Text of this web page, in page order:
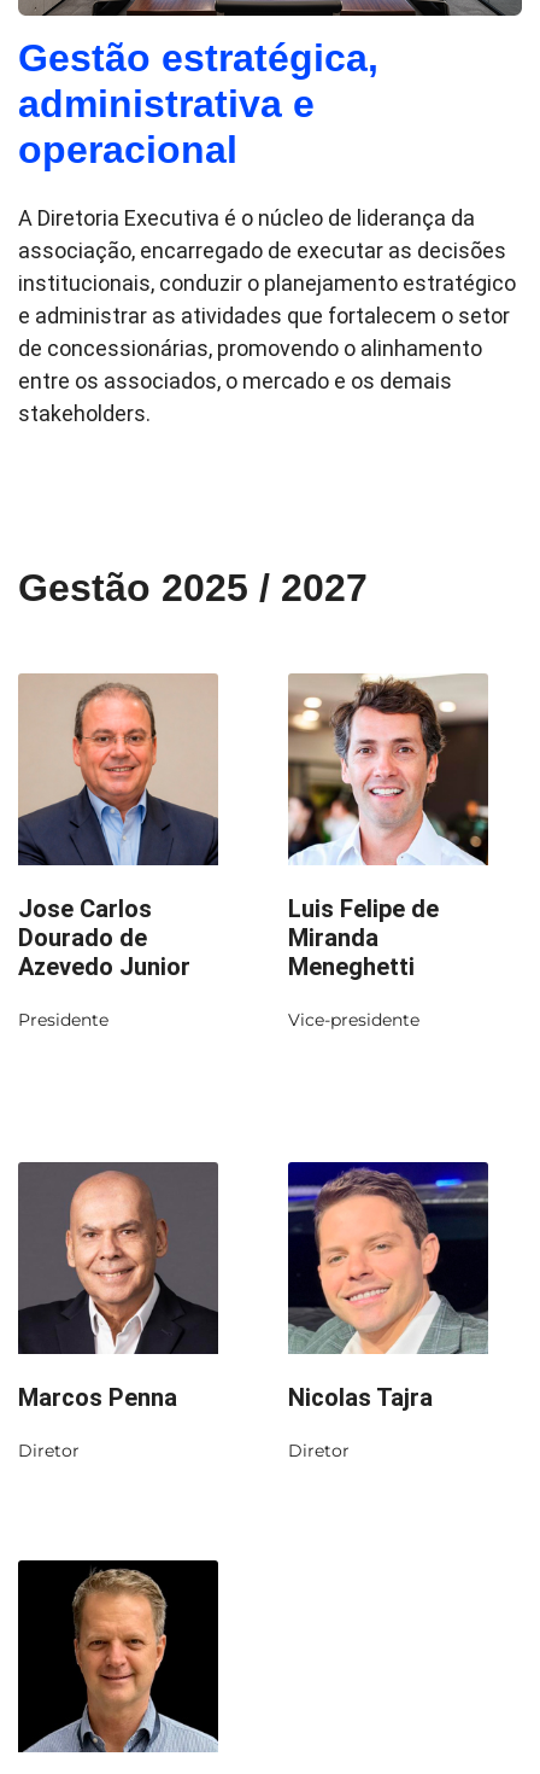
Gestão estratégica,
administrativa e
operacional
A Diretoria Executiva é o núcleo de liderança da
associação, encarregado de executar as decisões
institucionais, conduzir o planejamento estratégico
e administrar as atividades que fortalecem o setor
de concessionárias, promovendo o alinhamento
entre os associados, o mercado e os demais
stakeholders.
Gestão 2025 / 2027
Jose Carlos
Dourado de
Azevedo Junior
Presidente
Luis Felipe de
Miranda
Meneghetti
Vice-presidente
Marcos Penna
Diretor
Nicolas Tajra
Diretor